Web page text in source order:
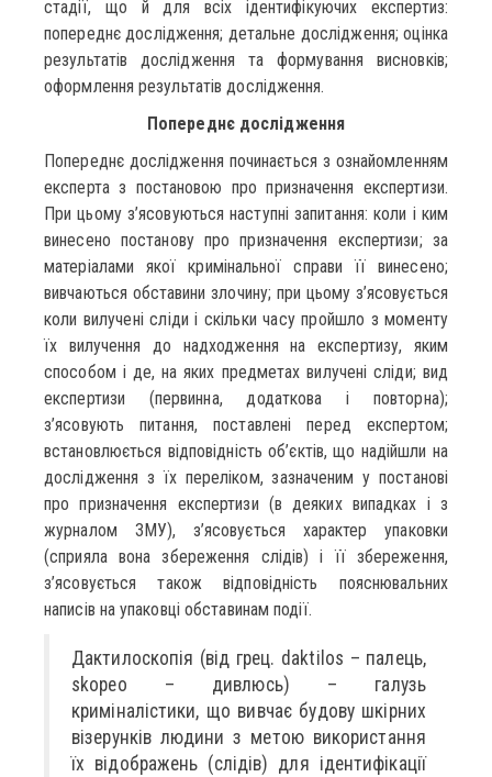
стадії, що й для всіх ідентифікуючих експертиз:
попереднє дослідження; детальне дослідження; оцінка
результатів дослідження та формування висновків;
оформлення результатів дослідження.
Попереднє дослідження
Попереднє дослідження починається з ознайомленням
експерта з постановою про призначення експертизи.
При цьому з’ясовуються наступні запитання: коли і ким
винесено постанову про призначення експертизи; за
матеріалами якої кримінальної справи її винесено;
вивчаються обставини злочину; при цьому з’ясовується
коли вилучені сліди і скільки часу пройшло з моменту
їх вилучення до надходження на експертизу, яким
способом і де, на яких предметах вилучені сліди; вид
експертизи (первинна, додаткова і повторна);
з’ясовують питання, поставлені перед експертом;
встановлюється відповідність об’єктів, що надійшли на
дослідження з їх переліком, зазначеним у постанові
про призначення експертизи (в деяких випадках і з
журналом ЗМУ), з’ясовується характер упаковки
(сприяла вона збереження слідів) і її збереження,
з’ясовується також відповідність пояснювальних
написів на упаковці обставинам події.
Дактилоскопія (від грец. daktilos – палець,
skopeo – дивлюсь) – галузь
криміналістики, що вивчає будову шкірних
візерунків людини з метою використання
їх відображень (слідів) для ідентифікації